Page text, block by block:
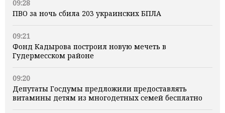
09:28
ПВО за ночь сбила 203 украинских БПЛА
09:21
Фонд Кадырова построил новую мечеть в
Гудермесском районе
09:20
Депутаты Госдумы предложили предоставлять
витамины детям из многодетных семей бесплатно